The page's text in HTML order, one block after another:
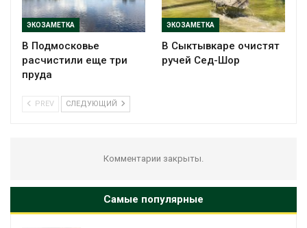
ЭКОЗАМЕТКА
В Подмосковье
расчистили еще три
пруда
ЭКОЗАМЕТКА
В Сыктывкаре очистят
ручей Сед-Шор
PREV СЛЕДУЮЩИЙ
Комментарии закрыты.
Самые популярные